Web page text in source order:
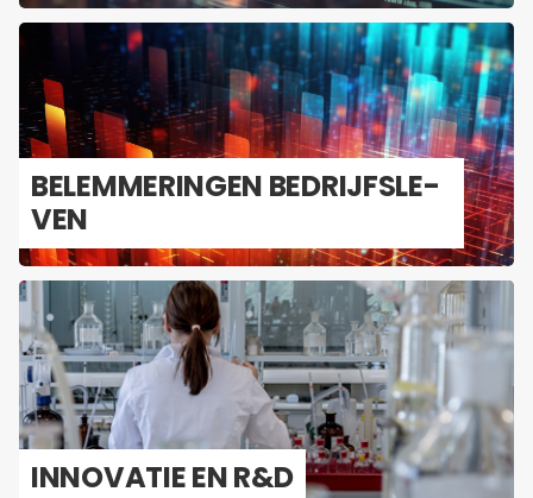
BE­LEM­ME­RIN­GEN BE­DRIJFS­LE­
VEN
IN­NO­VA­TIE EN R&D